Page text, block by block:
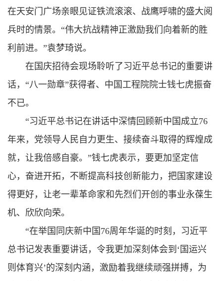
在天安门广场亲眼见证铁流滚滚、战鹰呼啸的盛大阅
兵时的情景。“伟大抗战精神正激励我们向着新的胜
利前进。”袁梦琦说。
在国庆招待会现场聆听了 习近平总书记的重要讲
话，“八一勋章”获得者、中国工程院院士钱七虎振奋
不已。
“习近平总书记在讲话中深情回顾新中国成立76
年来，党领导人民自力更生、接续奋斗取得的辉煌成
就，让我倍感自豪。”钱七虎表示，要更加坚定信
心，奋进开拓，不断提高科技创新能力，把国家建设
得更好，让老一辈革命家和先烈们开创的事业永葆生
机、欣欣向荣。
“在举国同庆新中国76周年华诞的时刻， 习近平
总书记发表重要讲话，令我更加深刻体会到‘国运兴
则体育兴’的深刻内涵，激励着我继续顽强拼搏，为